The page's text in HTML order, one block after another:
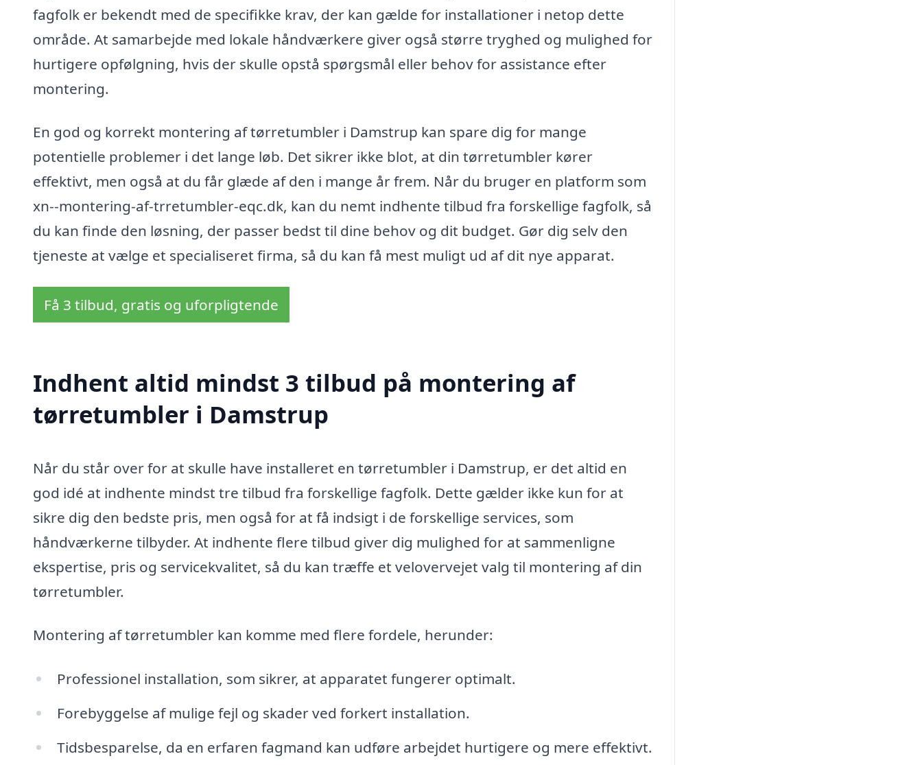
fagfolk er bekendt med de specifikke krav, der kan gælde for installationer i netop dette
område. At samarbejde med lokale håndværkere giver også større tryghed og mulighed for
hurtigere opfølgning, hvis der skulle opstå spørgsmål eller behov for assistance efter
montering.
En god og korrekt montering af tørretumbler i Damstrup kan spare dig for mange
potentielle problemer i det lange løb. Det sikrer ikke blot, at din tørretumbler kører
effektivt, men også at du får glæde af den i mange år frem. Når du bruger en platform som
xn--montering-af-trretumbler-eqc.dk, kan du nemt indhente tilbud fra forskellige fagfolk, så
du kan finde den løsning, der passer bedst til dine behov og dit budget. Gør dig selv den
tjeneste at vælge et specialiseret firma, så du kan få mest muligt ud af dit nye apparat.
Få 3 tilbud, gratis og uforpligtende
Indhent altid mindst 3 tilbud på montering af
tørretumbler i Damstrup
Når du står over for at skulle have installeret en tørretumbler i Damstrup, er det altid en
god idé at indhente mindst tre tilbud fra forskellige fagfolk. Dette gælder ikke kun for at
sikre dig den bedste pris, men også for at få indsigt i de forskellige services, som
håndværkerne tilbyder. At indhente flere tilbud giver dig mulighed for at sammenligne
ekspertise, pris og servicekvalitet, så du kan træffe et velovervejet valg til montering af din
tørretumbler.
Montering af tørretumbler kan komme med flere fordele, herunder:
Professionel installation, som sikrer, at apparatet fungerer optimalt.
Forebyggelse af mulige fejl og skader ved forkert installation.
Tidsbesparelse, da en erfaren fagmand kan udføre arbejdet hurtigere og mere effektivt.